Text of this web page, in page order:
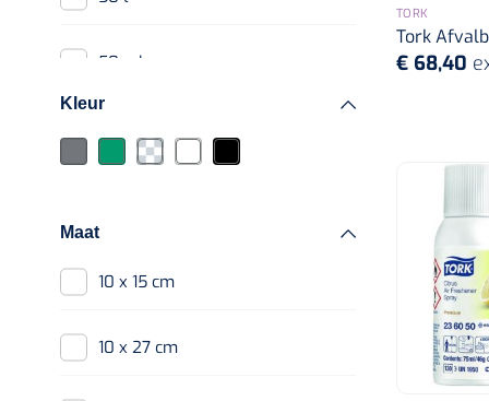
50 ml
Kleur
Maat
10 x 15 cm
10 x 27 cm
TORK
Tork
€ 68,40